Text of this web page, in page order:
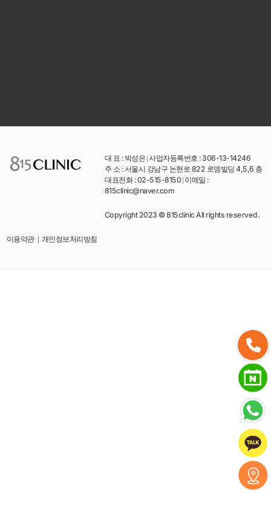
대 표 : 박성은|사업자등록번호 : 306-13-14246
주 소 : 서울시 강남구 논현로 822 로뎀빌딩 4,5,6 층
대표전화 : 02-515-8150|이메일 :
815clinic@naver.com
Copyright 2023 © 815clinic All rights reserved.
이용약관 | 개인정보처리방침